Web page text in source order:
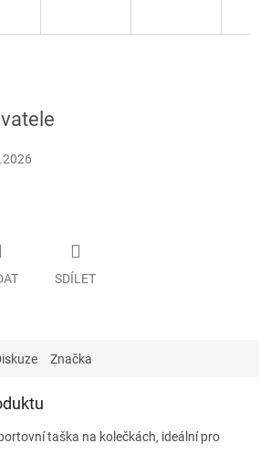
SDÍLET
Značka
taška na kolečkách, ideální pro